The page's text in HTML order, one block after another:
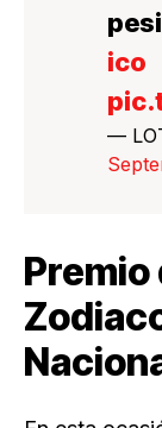
ico
—
Premio